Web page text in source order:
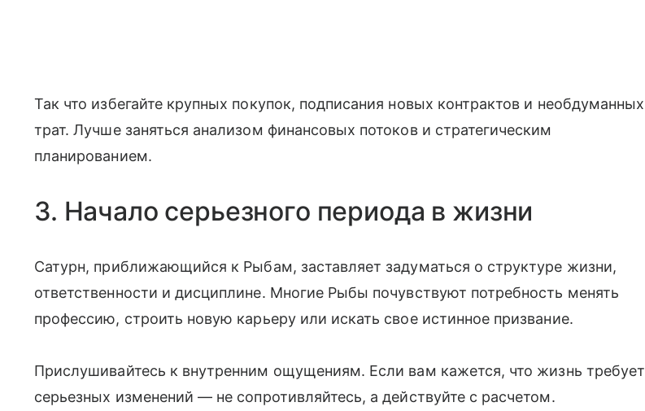
Так что избегайте крупных покупок, подписания новых контрактов и необдуманных
трат. Лучше заняться анализом финансовых потоков и стратегическим
планированием.
3. Начало серьезного периода в жизни
Сатурн, приближающийся к Рыбам, заставляет задуматься о структуре жизни,
ответственности и дисциплине. Многие Рыбы почувствуют потребность менять
профессию, строить новую карьеру или искать свое истинное призвание.
Прислушивайтесь к внутренним ощущениям. Если вам кажется, что жизнь требует
серьезных изменений — не сопротивляйтесь, а действуйте с расчетом.